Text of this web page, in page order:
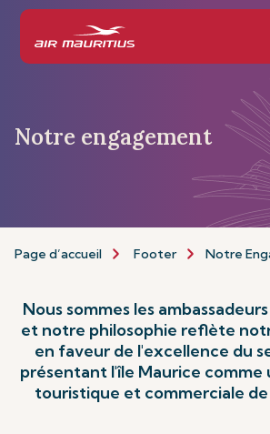
Notre engagement
Page d’accueil Footer Notre
Nous sommes les
et notre philosophie reflète
en faveur de l'excellence du
présentant l'île Maurice comme
touristique et commerciale